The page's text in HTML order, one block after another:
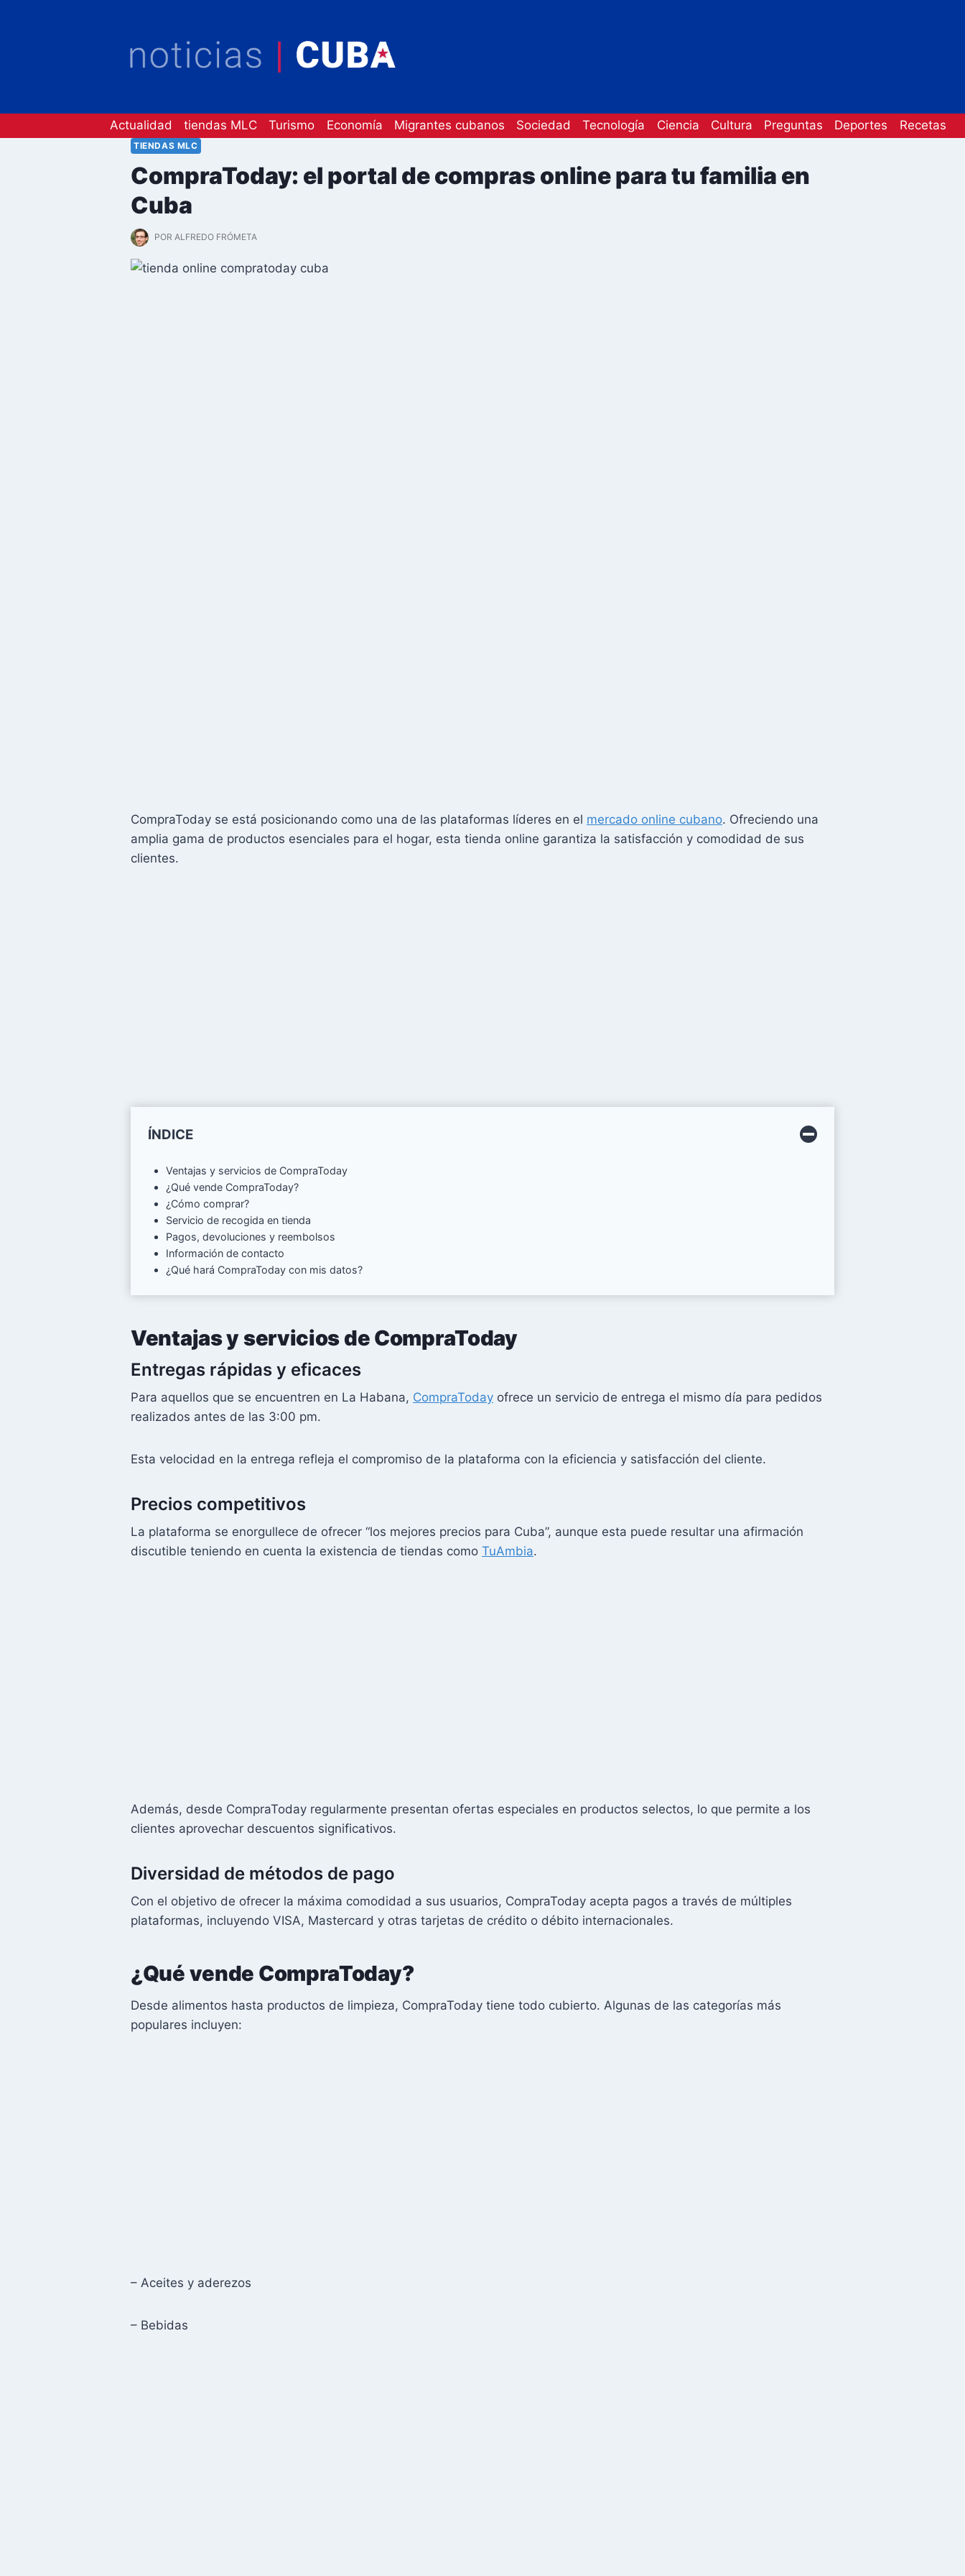
Actualidad tiendas MLC Turismo Economía Migrantes cubanos Sociedad Tecnología Ciencia Cultura Preguntas Deportes Recetas
TIENDAS MLC
CompraToday: el portal de compras online para tu familia en
Cuba
POR ALFREDO FRÓMETA
CompraToday se está posicionando como una de las plataformas líderes en el mercado online cubano. Ofreciendo una
amplia gama de productos esenciales para el hogar, esta tienda online garantiza la satisfacción y comodidad de sus
clientes.
ÍNDICE
Ventajas y servicios de CompraToday
¿Qué vende CompraToday?
¿Cómo comprar?
Servicio de recogida en tienda
Pagos, devoluciones y reembolsos
Información de contacto
¿Qué hará CompraToday con mis datos?
Ventajas y servicios de CompraToday
Entregas rápidas y eficaces
Para aquellos que se encuentren en La Habana, CompraToday ofrece un servicio de entrega el mismo día para pedidos
realizados antes de las 3:00 pm.
Esta velocidad en la entrega refleja el compromiso de la plataforma con la eficiencia y satisfacción del cliente.
Precios competitivos
La plataforma se enorgullece de ofrecer “los mejores precios para Cuba”, aunque esta puede resultar una afirmación
discutible teniendo en cuenta la existencia de tiendas como TuAmbia.
Además, desde CompraToday regularmente presentan ofertas especiales en productos selectos, lo que permite a los
clientes aprovechar descuentos significativos.
Diversidad de métodos de pago
Con el objetivo de ofrecer la máxima comodidad a sus usuarios, CompraToday acepta pagos a través de múltiples
plataformas, incluyendo VISA, Mastercard y otras tarjetas de crédito o débito internacionales.
¿Qué vende CompraToday?
Desde alimentos hasta productos de limpieza, CompraToday tiene todo cubierto. Algunas de las categorías más
populares incluyen:
– Aceites y aderezos
– Bebidas